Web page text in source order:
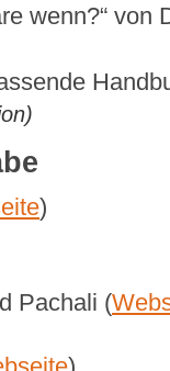
wenn?“ von
)
Pachali (